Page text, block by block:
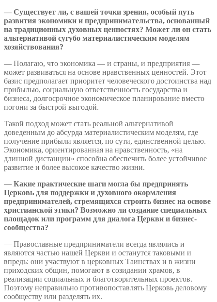
— Существует ли, с вашей точки зрения, особый путь
развития экономики и предпринимательства, основанный
на традиционных духовных ценностях? Может ли он стать
альтернативой сугубо материалистическим моделям
хозяйствования?
— Полагаю, что экономика — и страны, и предприятия —
может развиваться на основе нравственных ценностей. Этот
базис предполагает приоритет человеческого достоинства над
прибылью, социальную ответственность государства и
бизнеса, долгосрочное экономическое планирование вместо
погони за быстрой выгодой.
Такой подход может стать реальной альтернативой
доведенным до абсурда материалистическим моделям, где
получение прибыли является, по сути, единственной целью.
Экономика, ориентированная на нравственность, «на
длинной дистанции» способна обеспечить более устойчивое
развитие и более высокое качество жизни.
— Какие практические шаги могла бы предпринять
Церковь для поддержки и духовного окормления
предпринимателей, стремящихся строить бизнес на основе
христианской этики? Возможно ли создание специальных
площадок или программ для диалога Церкви и бизнес-
сообщества?
— Православные предприниматели всегда являлись и
являются частью нашей Церкви и останутся таковыми и
впредь: они участвуют в церковных Таинствах и в жизни
приходских общин, помогают в созидании храмов, в
реализации социальных и благотворительных проектов.
Поэтому неправильно противопоставлять Церковь деловому
сообществу или разделять их.